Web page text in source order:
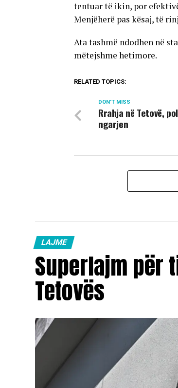
tentuar të ikin, por
Menjëherë pas kësaj, të
Ata tashmë ndodhen në
mëtejshme hetimore.
RELATED TOPICS:
DON'T MISS
Rrahja në Tetovë,
ngarjen
LAJME
Superlajm për
Tetovës